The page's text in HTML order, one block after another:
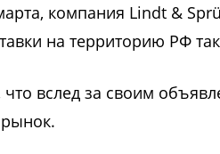
компания Lindt &
на территорию РФ
что вслед за своим